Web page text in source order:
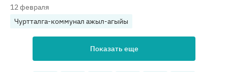
12 февраля
Чуртталга-коммунал ажыл-агыйы
Показать еще